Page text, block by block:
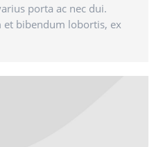
porta ac nec dui.
et bibendum lobortis, ex